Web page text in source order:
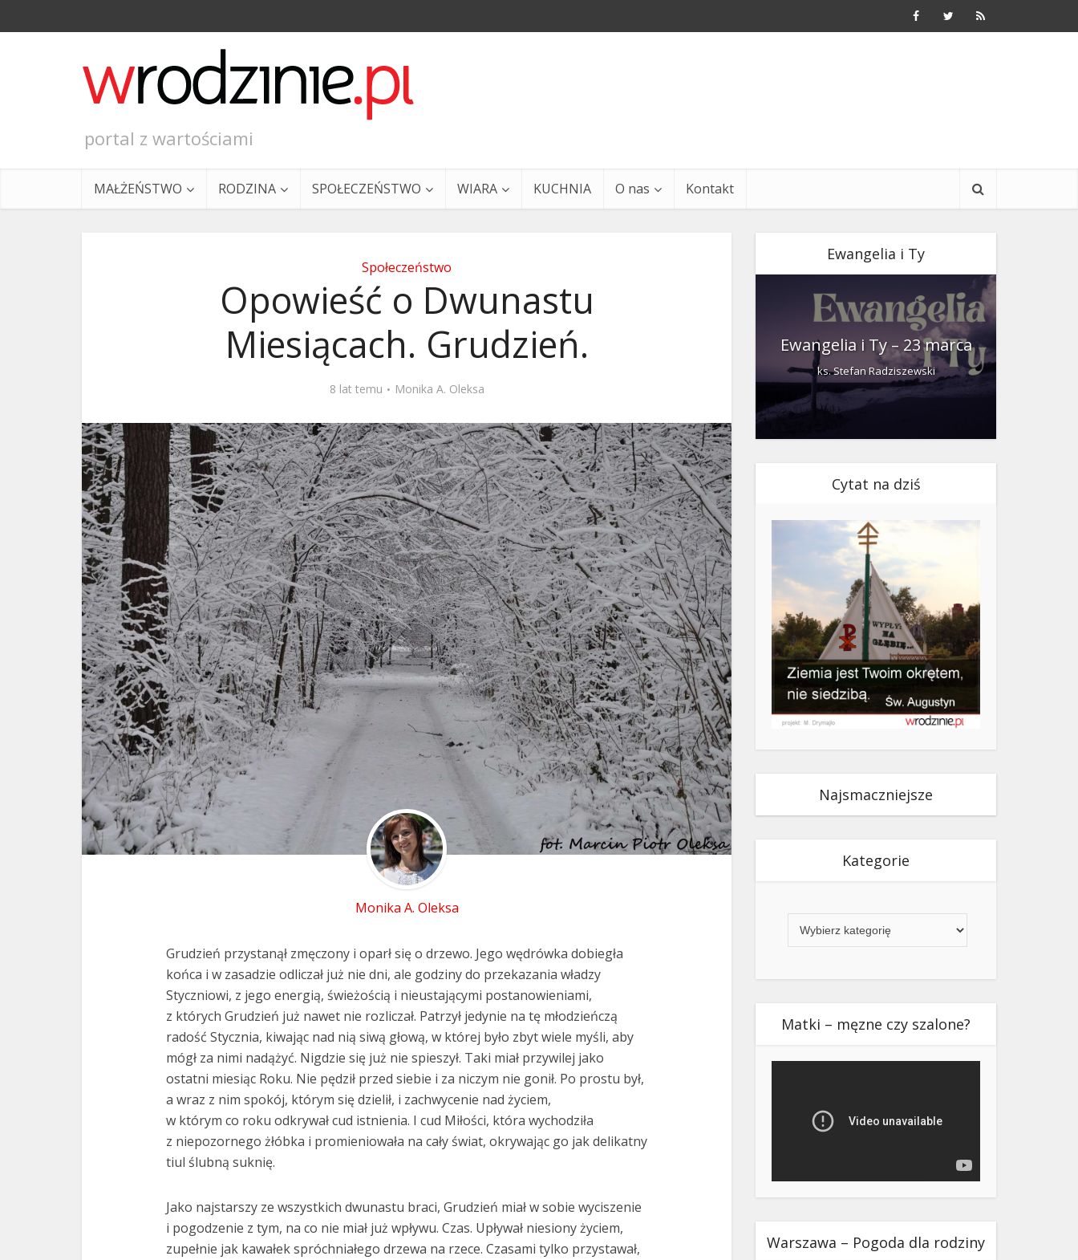
portal z wartościami
MAŁŻEŃSTWO RODZINA SPOŁECZEŃSTWO WIARA KUCHNIA O nas Kontakt
Społeczeństwo
Opowieść o Dwunastu
Miesiącach. Grudzień.
8 lat temu Monika A. Oleksa
Monika A. Oleksa
Grudzień przystanął zmęczony i oparł się o drzewo. Jego wędrówka dobiegła
końca i w zasadzie odliczał już nie dni, ale godziny do przekazania władzy
Styczniowi, z jego energią, świeżością i nieustającymi postanowieniami,
z których Grudzień już nawet nie rozliczał. Patrzył jedynie na tę młodzieńczą
radość Stycznia, kiwając nad nią siwą głową, w której było zbyt wiele myśli, aby
mógł za nimi nadążyć. Nigdzie się już nie spieszył. Taki miał przywilej jako
ostatni miesiąc Roku. Nie pędził przed siebie i za niczym nie gonił. Po prostu był,
a wraz z nim spokój, którym się dzielił, i zachwycenie nad życiem,
w którym co roku odkrywał cud istnienia. I cud Miłości, która wychodziła
z niepozornego żłóbka i promieniowała na cały świat, okrywając go jak delikatny
tiul ślubną suknię.
Jako najstarszy ze wszystkich dwunastu braci, Grudzień miał w sobie wyciszenie
i pogodzenie z tym, na co nie miał już wpływu. Czas. Upływał niesiony życiem,
zupełnie jak kawałek spróchniałego drzewa na rzece. Czasami tylko przystawał,
Ewangelia i Ty
Ewangelia i Ty – 29 grudnia Ewangelia i Ty – 27 grudnia Ewangelia i Ty – 23 marca
ks. Stefan Radziszewski
Cytat na dziś
Najsmaczniejsze
Kategorie
Matki – męzne czy szalone?
Warszawa – Pogoda dla rodziny